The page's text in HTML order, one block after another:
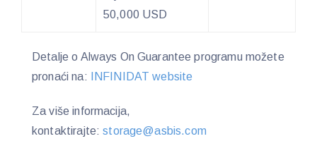
50,000 USD
Detalje o Always On Guarantee programu možete
pronaći na:
INFINIDAT website
Za više informacija,
kontaktirajte:storage@asbis.com